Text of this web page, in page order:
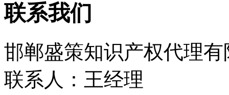
联系我们
邯郸盛策知识产权代理有
联系人：王经理